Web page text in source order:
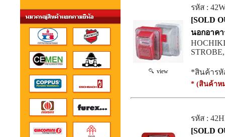
view
รหัส :
[SOLD
นอกอาค
*สินค้าร
* (สินค้าห
รหัส :
[SOLD